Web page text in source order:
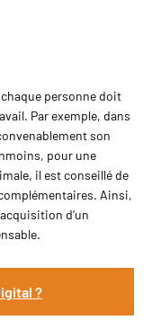
personne doit
Par exemple, dans
son
pour une
il est conseillé de
Ainsi,
d’un
?